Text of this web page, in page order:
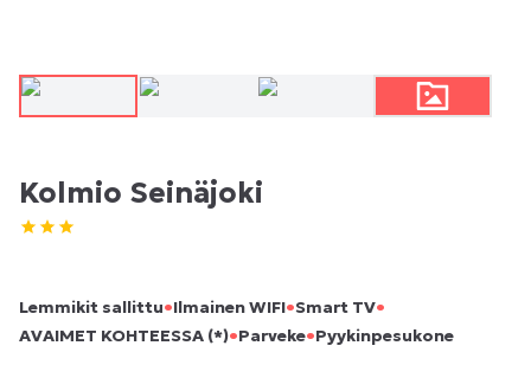
Kolmio Seinäjoki
Lemmikit sallittu•Ilmainen WIFI•Smart TV•
AVAIMET KOHTEESSA (*)•Parveke•Pyykinpesukone